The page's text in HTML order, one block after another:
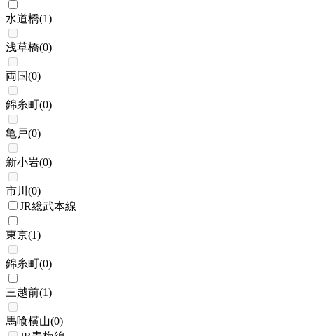
水道橋(1)
浅草橋(0)
両国(0)
錦糸町(0)
亀戸(0)
新小岩(0)
市川 (0)
JR総武本線
東京(1)
錦糸町(0)
三越前(1)
馬喰横山(0)